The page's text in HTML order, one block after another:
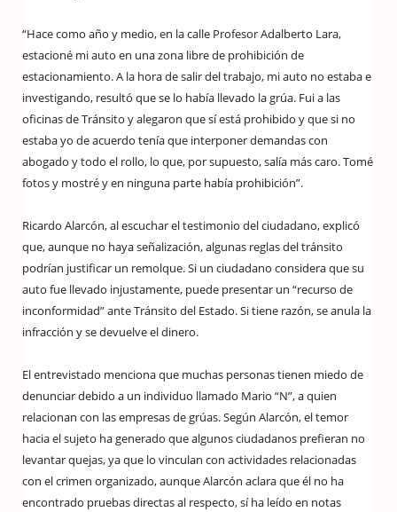
“Hace como año y medio, en la calle Profesor Adalberto Lara,
estacioné mi auto en una zona libre de prohibición de
estacionamiento. A la hora de salir del trabajo, mi auto no estaba e
investigando, resultó que se lo había llevado la grúa. Fui a las
oficinas de Tránsito y alegaron que sí está prohibido y que si no
estaba yo de acuerdo tenía que interponer demandas con
abogado y todo el rollo, lo que, por supuesto, salía más caro. Tomé
fotos y mostré y en ninguna parte había prohibición”.
Ricardo Alarcón, al escuchar el testimonio del ciudadano, explicó
que, aunque no haya señalización, algunas reglas del tránsito
podrían justificar un remolque. Si un ciudadano considera que su
auto fue llevado injustamente, puede presentar un “recurso de
inconformidad” ante Tránsito del Estado. Si tiene razón, se anula la
infracción y se devuelve el dinero.
El entrevistado menciona que muchas personas tienen miedo de
denunciar debido a un individuo llamado Mario “N”, a quien
relacionan con las empresas de grúas. Según Alarcón, el temor
hacia el sujeto ha generado que algunos ciudadanos prefieran no
levantar quejas, ya que lo vinculan con actividades relacionadas
con el crimen organizado, aunque Alarcón aclara que él no ha
encontrado pruebas directas al respecto, sí ha leído en notas